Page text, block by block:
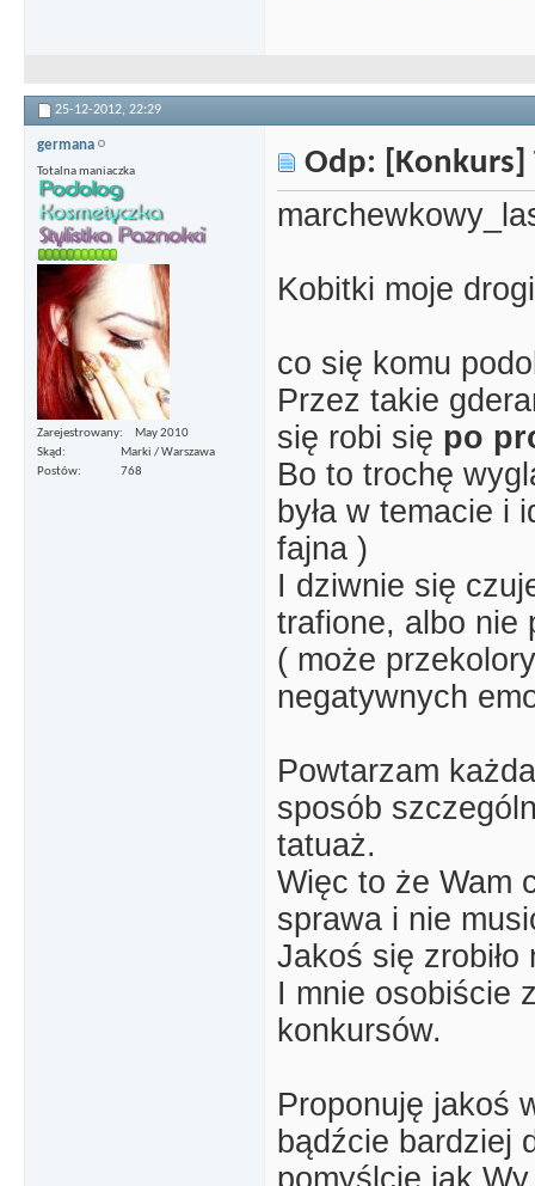
25-12-2012, 22:29
germana
Totalna maniaczka
Zarejestrowany
May 2010
Skąd
Marki / Warszawa
Postów
768
Odp: [Konkurs]
Kobitki moje
co się komu
Przez takie
się robi się po
Bo to trochę
była w temacie i
fajna )
I dziwnie się
trafione, albo nie
( może
negatywnych
Powtarzam
sposób
tatuaż.
Więc to że Wam
sprawa i nie
Jakoś się zrobiło
I mnie osobiście
konkursów.
Proponuję jakoś
bądźcie bardziej